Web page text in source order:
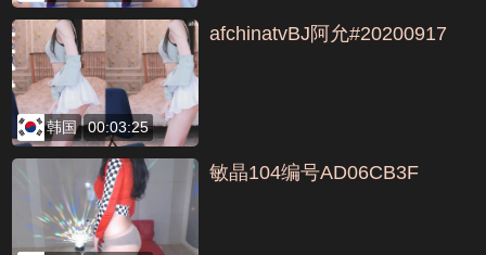
韩国 00:03:25
afchinatvBJ阿允#20200917
敏晶104编号AD06CB3F